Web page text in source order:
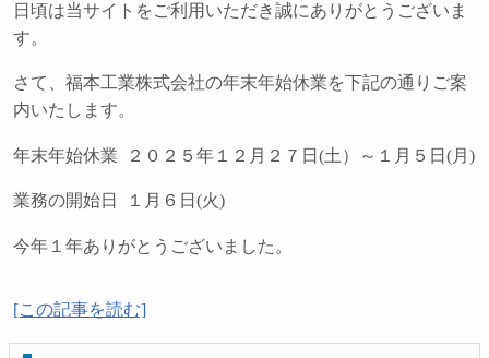
日頃は当サイトをご利用いただき誠にありがとうございま
す。
さて、福本工業株式会社の年末年始休業を下記の通りご案
内いたします。
年末年始休業 ２０２５年１２月２７日(土）～１月５日(月)
業務の開始日 １月６日(火)
今年１年ありがとうございました。
[この記事を読む]